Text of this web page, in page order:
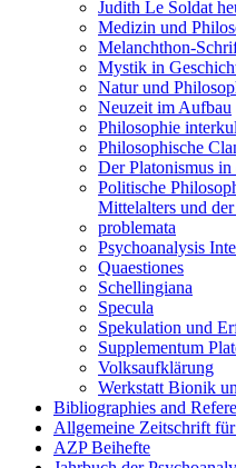
Judith Le Soldat
Medizin und
Melanchthon-
Mystik in
Natur und
Neuzeit im Aufbau
Philosophie
Philosophische
Der Platonismus
Politische
Mittelalters und
problemata
Psychoanalysis
Quaestiones
Schellingiana
Specula
Spekulation und
Supplementum
Volksaufklärung
Werkstatt Bionik
Bibliographies and
Allgemeine Zeitschrift
AZP Beihefte